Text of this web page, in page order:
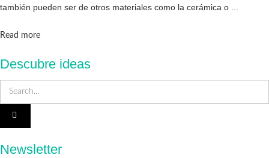
también pueden ser de otros materiales como la cerámica o ...
Read moreDetails
Descubre ideas
Newsletter